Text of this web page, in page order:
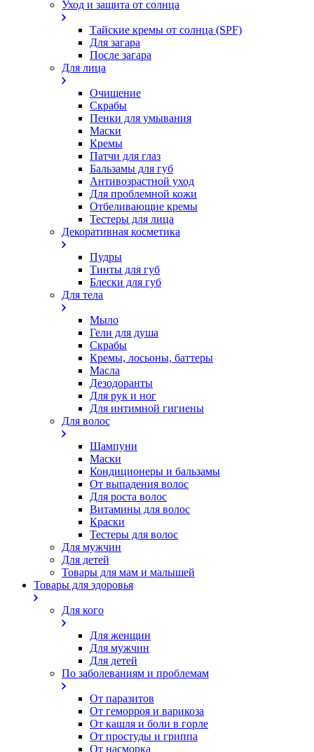
Уход и защита от солнца
Тайские кремы от солнца (SPF)
Для загара
После загара
Для лица
Очищение
Скрабы
Пенки для умывания
Маски
Кремы
Патчи для глаз
Бальзамы для губ
Антивозрастной уход
Для проблемной кожи
Oтбеливающие кремы
Тестеры для лица
Декоративная косметика
Пудры
Тинты для губ
Блески для губ
Для тела
Мыло
Гели для душа
Скрабы
Кремы, лосьоны, баттеры
Масла
Дезодоранты
Для рук и ног
Для интимной гигиены
Для волос
Шампуни
Маски
Кондиционеры и бальзамы
От выпадения волос
Для роста волос
Витамины для волос
Краски
Тестеры для волос
Для мужчин
Для детей
Товары для мам и малышей
Товары для здоровья
Для кого
Для женщин
Для мужчин
Для детей
По заболеваниям и проблемам
От паразитов
Oт геморроя и варикоза
От кашля и боли в горле
От простуды и гриппа
От насморка